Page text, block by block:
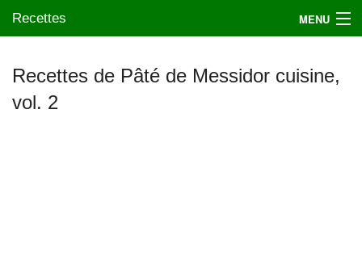
Recettes MENU
Mes blogs préférés
Recettes de Pâté de Messidor cuisine,
vol. 2